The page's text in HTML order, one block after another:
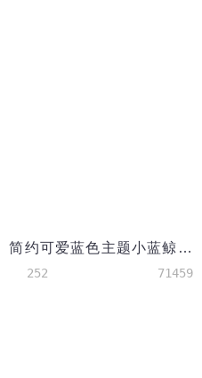
简约可爱蓝色主题小蓝鲸英语手抄报
252 71459